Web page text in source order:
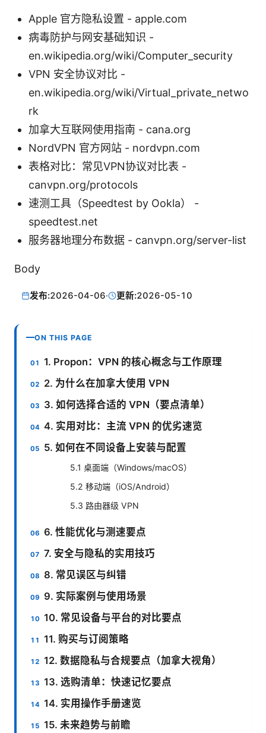
Apple 官方隐私设置 - apple.com
病毒防护与网安基础知识 -
en.wikipedia.org/wiki/Computer_security
VPN 安全协议对比 -
en.wikipedia.org/wiki/Virtual_private_netwo
rk
加拿大互联网使用指南 - cana.org
NordVPN 官方网站 - nordvpn.com
表格对比：常见VPN协议对比表 -
canvpn.org/protocols
速测工具（Speedtest by Ookla） -
speedtest.net
服务器地理分布数据 - canvpn.org/server-list
Body
发布:2026-04-06· 更新:2026-05-10
ON THIS PAGE
1. Propon：VPN 的核心概念与工作原理
2. 为什么在加拿大使用 VPN
3. 如何选择合适的 VPN（要点清单）
4. 实用对比：主流 VPN 的优劣速览
5. 如何在不同设备上安装与配置
5.1 桌面端（Windows/macOS）
5.2 移动端（iOS/Android）
5.3 路由器级 VPN
6. 性能优化与测速要点
7. 安全与隐私的实用技巧
8. 常见误区与纠错
9. 实际案例与使用场景
10. 常见设备与平台的对比要点
11. 购买与订阅策略
12. 数据隐私与合规要点（加拿大视角）
13. 选购清单：快速记忆要点
14. 实用操作手册速览
15. 未来趋势与前瞻